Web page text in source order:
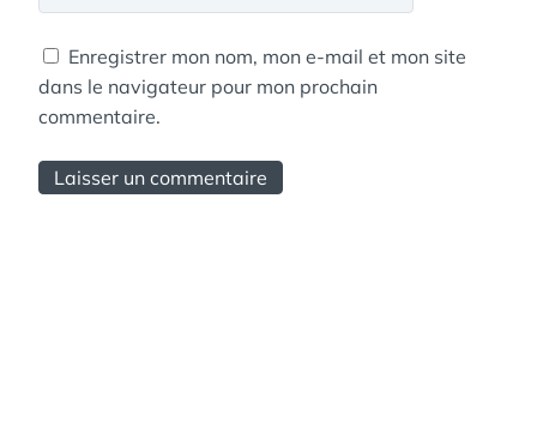
Enregistrer mon nom, mon e-mail et mon site
dans le navigateur pour mon prochain
commentaire.